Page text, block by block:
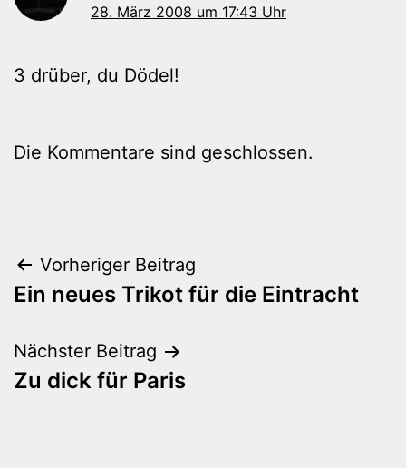
28. März 2008 um 17:43 Uhr
3 drüber, du Dödel!
Die Kommentare sind geschlossen.
Beitragsnavigation
Vorheriger Beitrag
Ein neues Trikot für die Eintracht
Nächster Beitrag
Zu dick für Paris